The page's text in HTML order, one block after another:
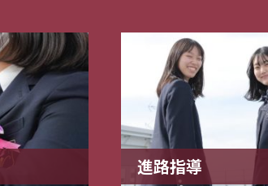
進路指導